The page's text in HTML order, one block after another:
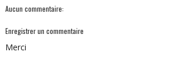
Aucun commentaire:
Enregistrer un commentaire
Merci